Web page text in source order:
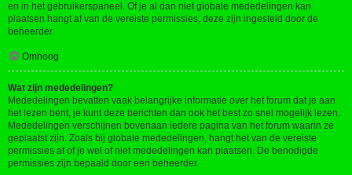
en in het gebruikerspaneel. Of je al dan niet globale mededelingen kan
plaatsen hangt af van de vereiste permissies, deze zijn ingesteld door de
beheerder.
Omhoog
Wat zijn mededelingen?
Mededelingen bevatten vaak belangrijke informatie over het forum dat je aan
het lezen bent, je kunt deze berichten dan ook het best zo snel mogelijk lezen.
Mededelingen verschijnen bovenaan iedere pagina van het forum waarin ze
geplaatst zijn. Zoals bij globale mededelingen, hangt het van de vereiste
permissies af of je wel of niet mededelingen kan plaatsen. De benodigde
permissies zijn bepaald door een beheerder.